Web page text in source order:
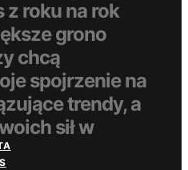
z roku na rok
grono
chcą
spojrzenie na
trendy, a
sił w